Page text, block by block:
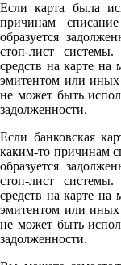
Если карта была
причинам
образуется
стоп-лист
средств на карте
эмитентом или
не может быть
задолженности.
Если банковская
каким-то причинам
образуется
стоп-лист
средств на карте
эмитентом или
не может быть
задолженности.